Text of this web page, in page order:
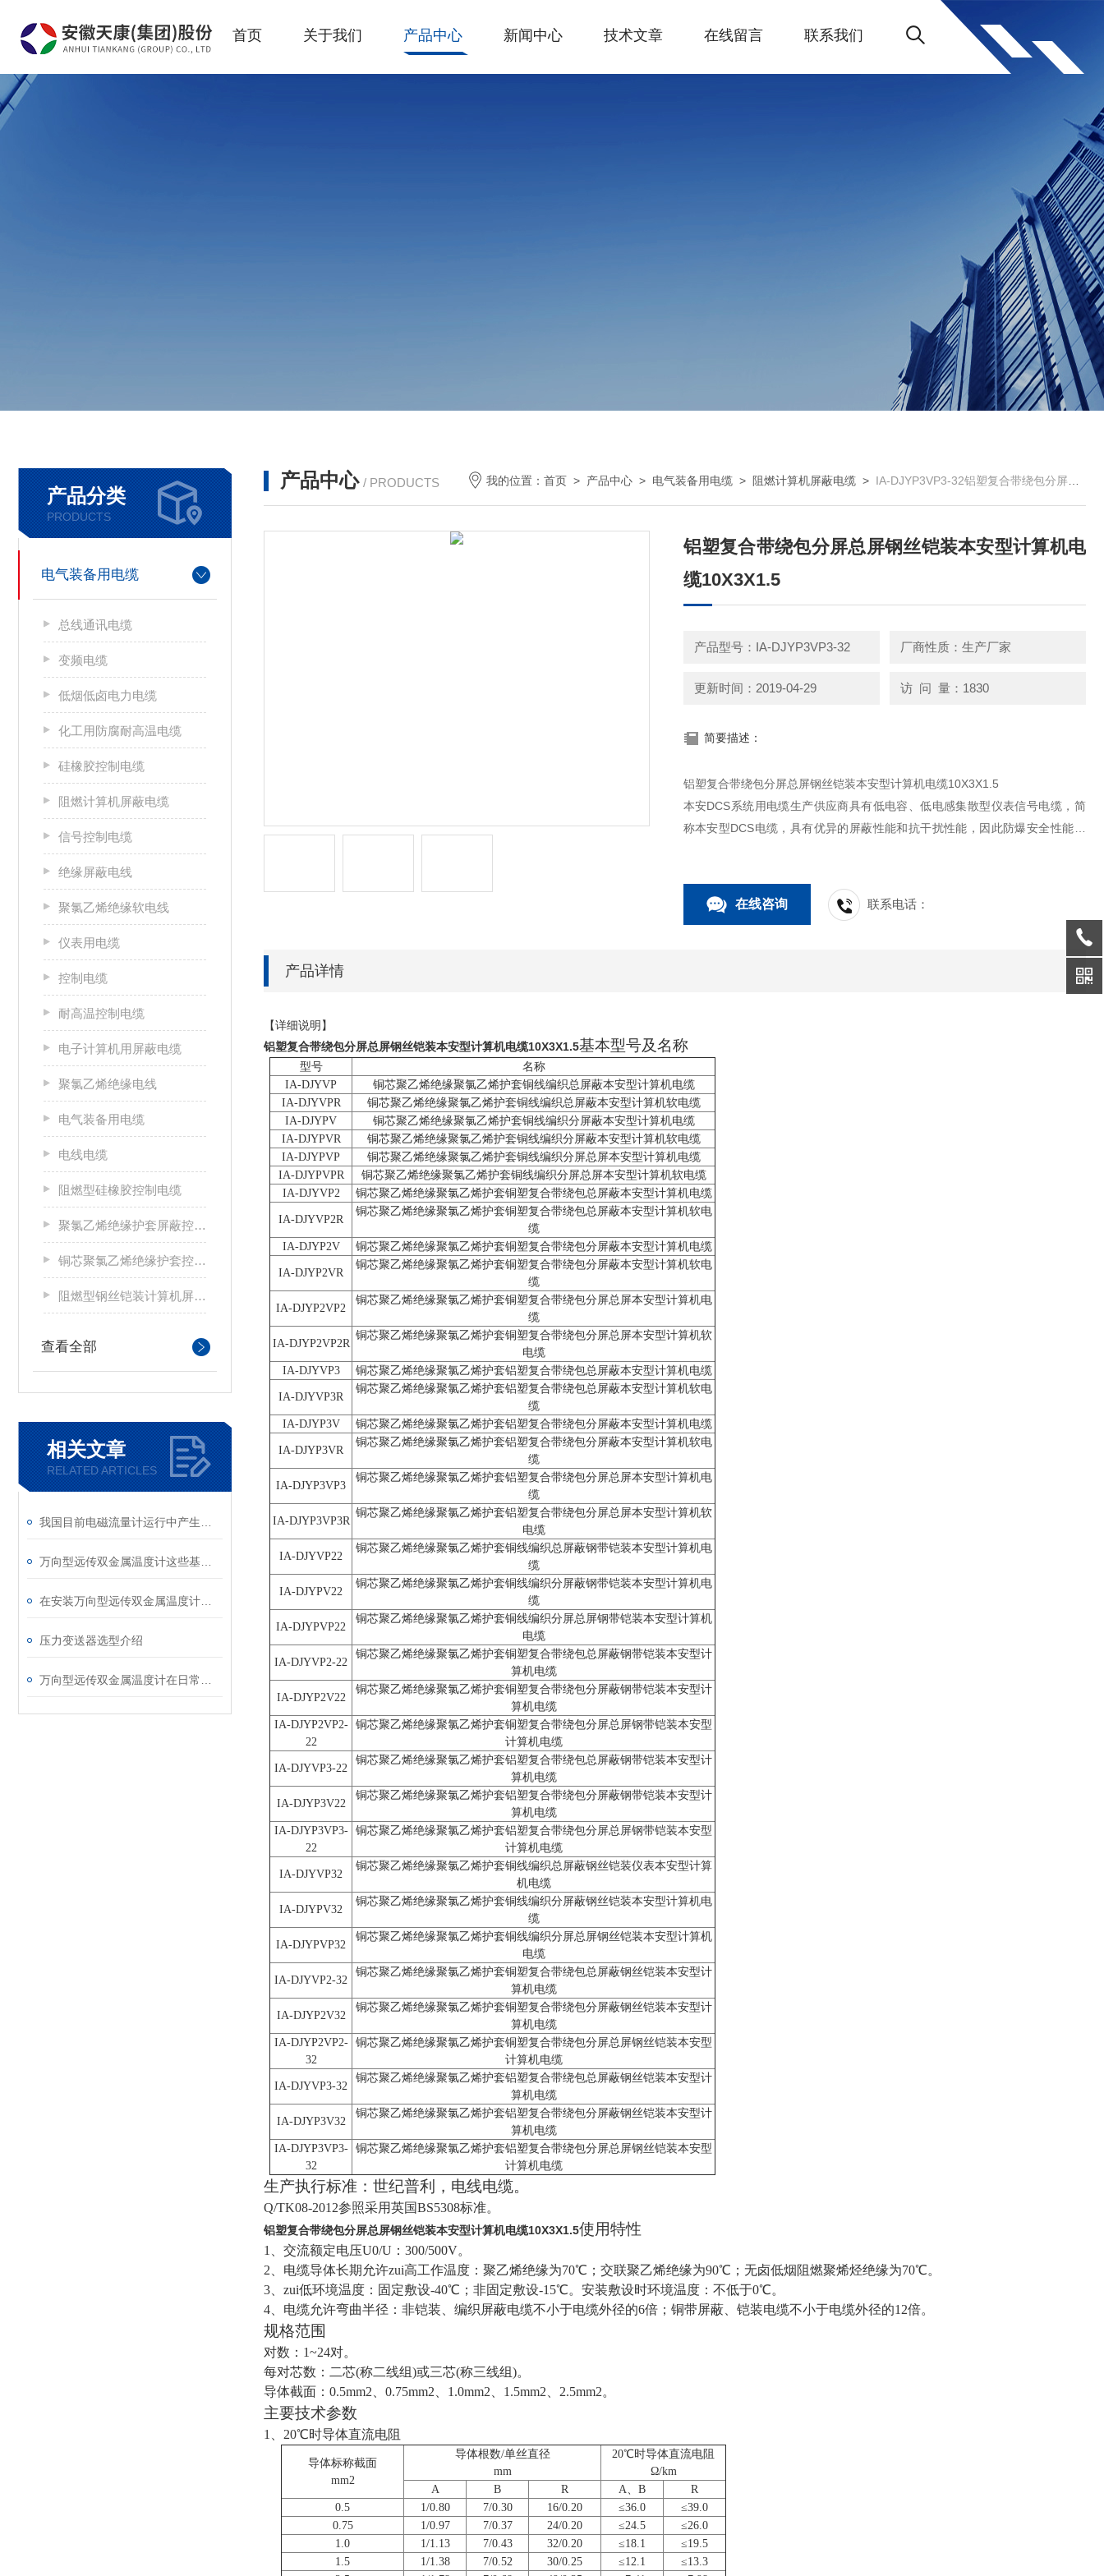
首页 关于我们 产品中心 新闻中心 技术文章 在线留言 联系我们
产品分类
PRODUCTS
电气装备用电缆
总线通讯电缆
变频电缆
低烟低卤电力电缆
化工用防腐耐高温电缆
硅橡胶控制电缆
阻燃计算机屏蔽电缆
信号控制电缆
绝缘屏蔽电线
聚氯乙烯绝缘软电线
仪表用电缆
控制电缆
耐高温控制电缆
电子计算机用屏蔽电缆
聚氯乙烯绝缘电线
电气装备用电缆
电线电缆
阻燃型硅橡胶控制电缆
聚氯乙烯绝缘护套屏蔽控制电缆
铜芯聚氯乙烯绝缘护套控制电缆
阻燃型钢丝铠装计算机屏蔽电缆
查看全部
相关文章
RELATED ARTICLES
压力变送器选型介绍
产品中心 / PRODUCTS 我的位置：首页 > 产品中心 > 电气装备用电缆 > 阻燃计算机屏蔽电缆 > IA-DJYP3VP3-32铝塑复合带绕包分屏总屏钢丝铠装本安型计算机电缆10X3X1.5
铝塑复合带绕包分屏总屏钢丝铠装本安型计算机电
缆10X3X1.5
产品型号：IA-DJYP3VP3-32 厂商性质：生产厂家
更新时间：2019-04-29 访 问 量：1830
简要描述：
铝塑复合带绕包分屏总屏钢丝铠装本安型计算机电缆10X3X1.5
本安DCS系统用电缆生产供应商具有低电容、低电感集散型仪表信号电缆，简
称本安型DCS电缆，具有优异的屏蔽性能和抗干扰性能，因此防爆安全性能明
在线咨询 联系电话：
产品详情
【详细说明】
铝塑复合带绕包分屏总屏钢丝铠装本安型计算机电缆10X3X1.5基本型号及名称
型号
名称
IA-DJYVP
铜芯聚乙烯绝缘聚氯乙烯护套铜线编织总屏蔽本安型计算机电缆
IA-DJYVPR
铜芯聚乙烯绝缘聚氯乙烯护套铜线编织总屏蔽本安型计算机软电缆
IA-DJYPV
铜芯聚乙烯绝缘聚氯乙烯护套铜线编织分屏蔽本安型计算机电缆
IA-DJYPVR
铜芯聚乙烯绝缘聚氯乙烯护套铜线编织分屏蔽本安型计算机软电缆
IA-DJYPVP
铜芯聚乙烯绝缘聚氯乙烯护套铜线编织分屏总屏本安型计算机电缆
IA-DJYPVPR
铜芯聚乙烯绝缘聚氯乙烯护套铜线编织分屏总屏本安型计算机软电缆
IA-DJYVP2
铜芯聚乙烯绝缘聚氯乙烯护套铜塑复合带绕包总屏蔽本安型计算机电缆
IA-DJYVP2R
铜芯聚乙烯绝缘聚氯乙烯护套铜塑复合带绕包总屏蔽本安型计算机软电
缆
IA-DJYP2V
铜芯聚乙烯绝缘聚氯乙烯护套铜塑复合带绕包分屏蔽本安型计算机电缆
IA-DJYP2VR
铜芯聚乙烯绝缘聚氯乙烯护套铜塑复合带绕包分屏蔽本安型计算机软电
缆
IA-DJYP2VP2
铜芯聚乙烯绝缘聚氯乙烯护套铜塑复合带绕包分屏总屏本安型计算机电
缆
IA-DJYP2VP2R
铜芯聚乙烯绝缘聚氯乙烯护套铜塑复合带绕包分屏总屏本安型计算机软
电缆
IA-DJYVP3
铜芯聚乙烯绝缘聚氯乙烯护套铝塑复合带绕包总屏蔽本安型计算机电缆
IA-DJYVP3R
铜芯聚乙烯绝缘聚氯乙烯护套铝塑复合带绕包总屏蔽本安型计算机软电
缆
IA-DJYP3V
铜芯聚乙烯绝缘聚氯乙烯护套铝塑复合带绕包分屏蔽本安型计算机电缆
IA-DJYP3VR
铜芯聚乙烯绝缘聚氯乙烯护套铝塑复合带绕包分屏蔽本安型计算机软电
缆
IA-DJYP3VP3
铜芯聚乙烯绝缘聚氯乙烯护套铝塑复合带绕包分屏总屏本安型计算机电
缆
IA-DJYP3VP3R
铜芯聚乙烯绝缘聚氯乙烯护套铝塑复合带绕包分屏总屏本安型计算机软
电缆
IA-DJYVP22
铜芯聚乙烯绝缘聚氯乙烯护套铜线编织总屏蔽钢带铠装本安型计算机电
缆
IA-DJYPV22
铜芯聚乙烯绝缘聚氯乙烯护套铜线编织分屏蔽钢带铠装本安型计算机电
缆
IA-DJYPVP22
铜芯聚乙烯绝缘聚氯乙烯护套铜线编织分屏总屏钢带铠装本安型计算机
电缆
IA-DJYVP2-22
铜芯聚乙烯绝缘聚氯乙烯护套铜塑复合带绕包总屏蔽钢带铠装本安型计
算机电缆
IA-DJYP2V22
铜芯聚乙烯绝缘聚氯乙烯护套铜塑复合带绕包分屏蔽钢带铠装本安型计
算机电缆
IA-DJYP2VP2-
22
铜芯聚乙烯绝缘聚氯乙烯护套铜塑复合带绕包分屏总屏钢带铠装本安型
计算机电缆
IA-DJYVP3-22
铜芯聚乙烯绝缘聚氯乙烯护套铝塑复合带绕包总屏蔽钢带铠装本安型计
算机电缆
IA-DJYP3V22
铜芯聚乙烯绝缘聚氯乙烯护套铝塑复合带绕包分屏蔽钢带铠装本安型计
算机电缆
IA-DJYP3VP3-
22
铜芯聚乙烯绝缘聚氯乙烯护套铝塑复合带绕包分屏总屏钢带铠装本安型
计算机电缆
IA-DJYVP32
铜芯聚乙烯绝缘聚氯乙烯护套铜线编织总屏蔽钢丝铠装仪表本安型计算
机电缆
IA-DJYPV32
铜芯聚乙烯绝缘聚氯乙烯护套铜线编织分屏蔽钢丝铠装本安型计算机电
缆
IA-DJYPVP32
铜芯聚乙烯绝缘聚氯乙烯护套铜线编织分屏总屏钢丝铠装本安型计算机
电缆
IA-DJYVP2-32
铜芯聚乙烯绝缘聚氯乙烯护套铜塑复合带绕包总屏蔽钢丝铠装本安型计
算机电缆
IA-DJYP2V32
铜芯聚乙烯绝缘聚氯乙烯护套铜塑复合带绕包分屏蔽钢丝铠装本安型计
算机电缆
IA-DJYP2VP2-
32
铜芯聚乙烯绝缘聚氯乙烯护套铜塑复合带绕包分屏总屏钢丝铠装本安型
计算机电缆
IA-DJYVP3-32
铜芯聚乙烯绝缘聚氯乙烯护套铝塑复合带绕包总屏蔽钢丝铠装本安型计
算机电缆
IA-DJYP3V32
铜芯聚乙烯绝缘聚氯乙烯护套铝塑复合带绕包分屏蔽钢丝铠装本安型计
算机电缆
IA-DJYP3VP3-
32
铜芯聚乙烯绝缘聚氯乙烯护套铝塑复合带绕包分屏总屏钢丝铠装本安型
计算机电缆
生产执行标准：世纪普利，电线电缆。
Q/TK08-2012参照采用英国BS5308标准。
铝塑复合带绕包分屏总屏钢丝铠装本安型计算机电缆10X3X1.5使用特性
1、交流额定电压U0/U：300/500V。
2、电缆导体长期允许zui高工作温度：聚乙烯绝缘为70℃；交联聚乙烯绝缘为90℃；无卤低烟阻燃聚烯烃绝缘为70℃。
3、zui低环境温度：固定敷设-40℃；非固定敷设-15℃。安装敷设时环境温度：不低于0℃。
4、电缆允许弯曲半径：非铠装、编织屏蔽电缆不小于电缆外径的6倍；铜带屏蔽、铠装电缆不小于电缆外径的12倍。
规格范围
对数：1~24对。
每对芯数：二芯(称二线组)或三芯(称三线组)。
导体截面：0.5mm2、0.75mm2、1.0mm2、1.5mm2、2.5mm2。
主要技术参数
1、20℃时导体直流电阻
导体标称截面
mm2
导体根数/单丝直径
mm
20℃时导体直流电阻
Ω/km
A
B R A、B
R
0.5
1/0.80 7/0.30 16/0.20 ≤36.0
≤39.0
0.75
1/0.97 7/0.37 24/0.20 ≤24.5
≤26.0
1.0
1/1.13 7/0.43 32/0.20 ≤18.1
≤19.5
1.5
1/1.38 7/0.52 30/0.25 ≤12.1
≤13.3